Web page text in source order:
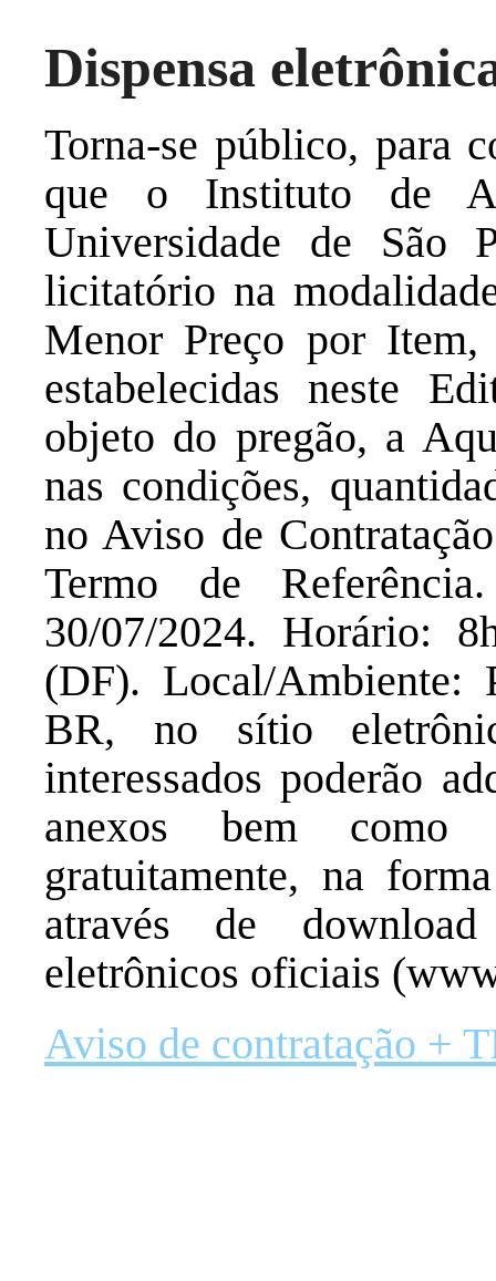
Dispensa
Torna-se público, para
que o Instituto de
Universidade de São
licitatório na
Menor Preço por
estabelecidas neste
objeto do pregão, a
nas condições,
no Aviso de
Termo de
30/07/2024. Horário:
(DF). Local/Ambiente:
BR, no sítio
interessados poderão
anexos bem como
gratuitamente, na
através de
eletrônicos oficiais
Aviso de contratação +